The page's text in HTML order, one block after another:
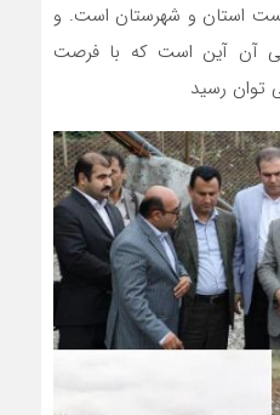
استان و شهرستان است. و
معنی آن آین است که با فرصت
توان رسید